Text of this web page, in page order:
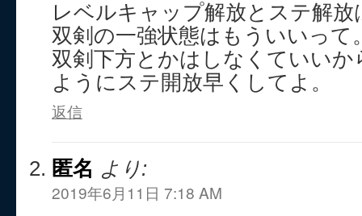
レベルキャップ解放とステ解放
双剣の一強状態はもういいって
双剣下方とかはしなくていい
ようにステ開放早くしてよ。
返信
匿名 より:
2019年6月11日 7:18 AM